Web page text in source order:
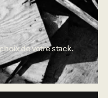
de votre stack.